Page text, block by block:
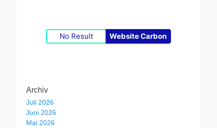
No Result Website Carbon
Archiv
Juli 2026
Juni 2026
Mai 2026